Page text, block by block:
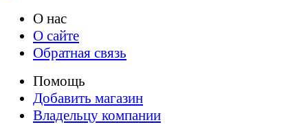
О нас
О сайте
Обратная связь
Помощь
Добавить магазин
Владельцу компании